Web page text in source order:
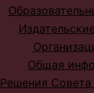
Общая
Решения Совета